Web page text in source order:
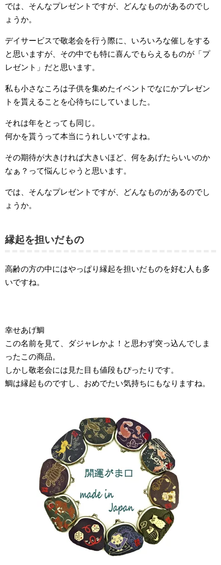
では、そんなプレゼントですが、どんなものがあるのでし
ょうか。
デイサービスで敬老会を行う際に、いろいろな催しをする
と思いますが、その中でも特に喜んでもらえるものが「プ
レゼント」だと思います。
私も小さなころは子供を集めたイベントでなにかプレゼン
トを貰えることを心待ちにしていました。
それは年をとっても同じ。
何かを貰うって本当にうれしいですよね。
その期待が大きければ大きいほど、何をあげたらいいのか
なぁ？って悩んじゃうと思います。
では、そんなプレゼントですが、どんなものがあるのでし
ょうか。
縁起を担いだもの
高齢の方の中にはやっぱり縁起を担いだものを好む人も多
いですね。
幸せあげ鯛
この名前を見て、ダジャレかよ！と思わず突っ込んでしま
ったこの商品。
しかし敬老会には見た目も値段もぴったりです。
鯛は縁起ものですし、おめでたい気持ちにもなりますね。